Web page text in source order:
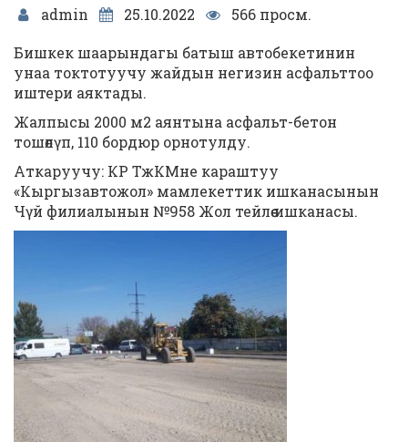
admin 25.10.2022
566 просм.
Бишкек шаарындагы батыш автобекетинин
унаа токтотуучу жайдын негизин асфальттоо
иштери аяктады.
Жалпысы 2000 м2 аянтына асфальт-бетон
тошөлүп, 110 бордюр орнотулду.
Аткаруучу: КР ТжКМне караштуу
«Кыргызавтожол» мамлекеттик ишканасынын
Чүй филиалынын №958 Жол тейлөө ишканасы.